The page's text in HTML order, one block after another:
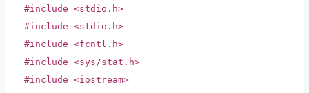
#include <stdio.h>
#include <stdio.h>
#include <fcntl.h>
#include <sys/stat.h>
#include <iostream>